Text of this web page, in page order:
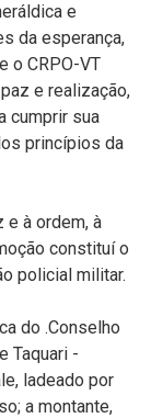
e
da esperança,
o CRPO-VT
e realização,
cumprir sua
princípios da
e à ordem, à
constituí o
policial militar.
do .Conselho
Taquari -
ladeado por
a montante,